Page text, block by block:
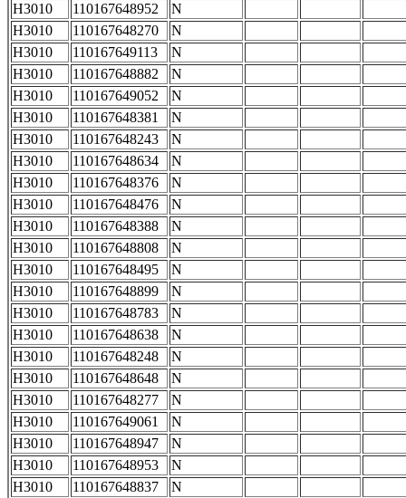
H3010
110167648952
N
H3010
110167648270
N
H3010
110167649113
N
H3010
110167648882
N
H3010
110167649052
N
H3010
110167648381
N
H3010
110167648243
N
H3010
110167648634
N
H3010
110167648376
N
H3010
110167648476
N
H3010
110167648388
N
H3010
110167648808
N
H3010
110167648495
N
H3010
110167648899
N
H3010
110167648783
N
H3010
110167648638
N
H3010
110167648248
N
H3010
110167648648
N
H3010
110167648277
N
H3010
110167649061
N
H3010
110167648947
N
H3010
110167648953
N
H3010
110167648837 N